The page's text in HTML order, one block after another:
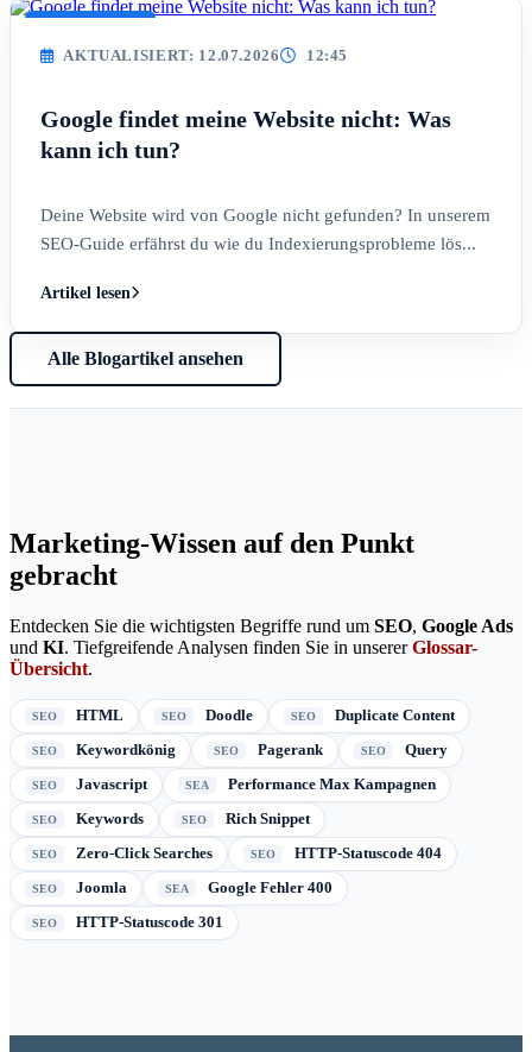
AKTUALISIERT: 12.07.2026 12:45
Google findet meine Website nicht: Was
kann ich tun?
Deine Website wird von Google nicht gefunden? In unserem
SEO-Guide erfährst du wie du Indexierungsprobleme lös...
Artikel lesen
Alle Blogartikel ansehen
Marketing-Wissen auf den Punkt
gebracht
Entdecken Sie die wichtigsten Begriffe rund um SEO, Google Ads
und KI. Tiefgreifende Analysen finden Sie in unsererGlossar-
Übersicht.
SEO HTML SEO Doodle SEO Duplicate Content
SEO Keywordkönig SEO Pagerank SEO Query
SEO Javascript SEA Performance Max Kampagnen
SEO Keywords SEO Rich Snippet
SEO Zero-Click Searches SEO HTTP-Statuscode 404
SEO Joomla SEA Google Fehler 400
SEO HTTP-Statuscode 301